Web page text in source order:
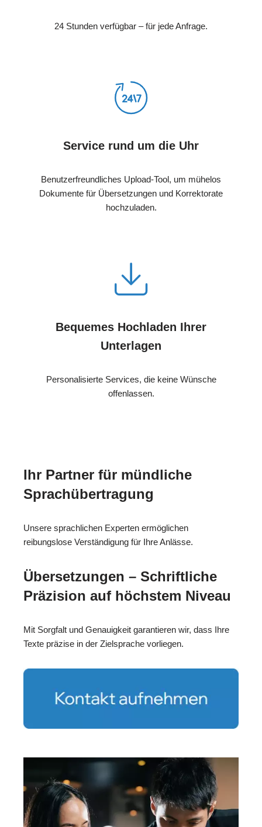
24 Stunden verfügbar – für jede Anfrage.
Service rund um die Uhr
Benutzerfreundliches Upload-Tool, um mühelos
Dokumente für Übersetzungen und Korrektorate
hochzuladen.
Bequemes Hochladen Ihrer
Unterlagen
Personalisierte Services, die keine Wünsche
offenlassen.
Ihr Partner für mündliche
Sprachübertragung
Unsere sprachlichen Experten ermöglichen
reibungslose Verständigung für Ihre Anlässe.
Übersetzungen – Schriftliche
Präzision auf höchstem Niveau
Mit Sorgfalt und Genauigkeit garantieren wir, dass Ihre
Texte präzise in der Zielsprache vorliegen.